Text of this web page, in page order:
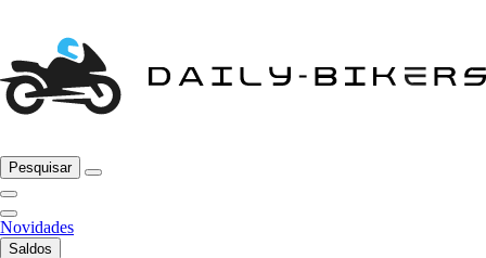
Pesquisar
Novidades
Saldos